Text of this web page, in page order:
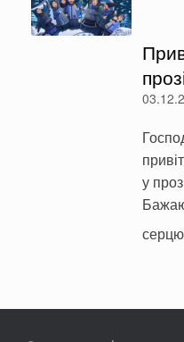
у
серцю